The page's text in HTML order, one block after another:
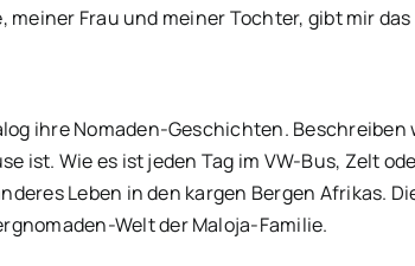
Frau und meiner Tochter, gibt mir
ihre Nomaden-Geschichten. Beschreiben
ist. Wie es ist jeden Tag im VW-Bus, Zelt
Leben in den kargen Bergen Afrikas.
Welt der Maloja-Familie.